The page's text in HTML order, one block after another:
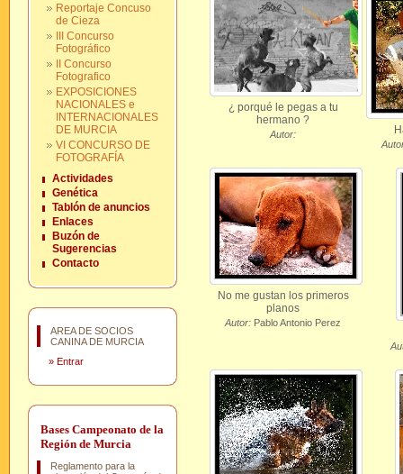
Reportaje Concuso
de Cieza
III Concurso
Fotográfico
II Concurso
Fotografico
EXPOSICIONES
NACIONALES e
INTERNACIONALES
DE MURCIA
VI CONCURSO DE
FOTOGRAFÍA
Actividades
Genética
Tablón de anuncios
Enlaces
Buzón de
Sugerencias
Contacto
AREA DE SOCIOS
CANINA DE MURCIA
» Entrar
Bases Campeonato de la
Región de Murcia
Reglamento para la
¿ porqué le pegas a tu
hermano ?
Autor:
No me gustan los primeros
planos
Autor: Pablo Antonio Perez